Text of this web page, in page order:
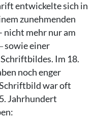
entwickelte sich in
zunehmenden
nicht mehr nur am
sowie einer
Im 18.
noch enger
war oft
Jahrhundert